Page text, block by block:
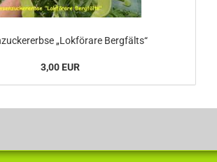
„Lokförare Bergfälts“
3,00 EUR